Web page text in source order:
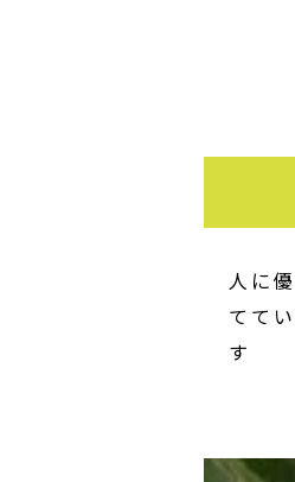
人に
てて
す